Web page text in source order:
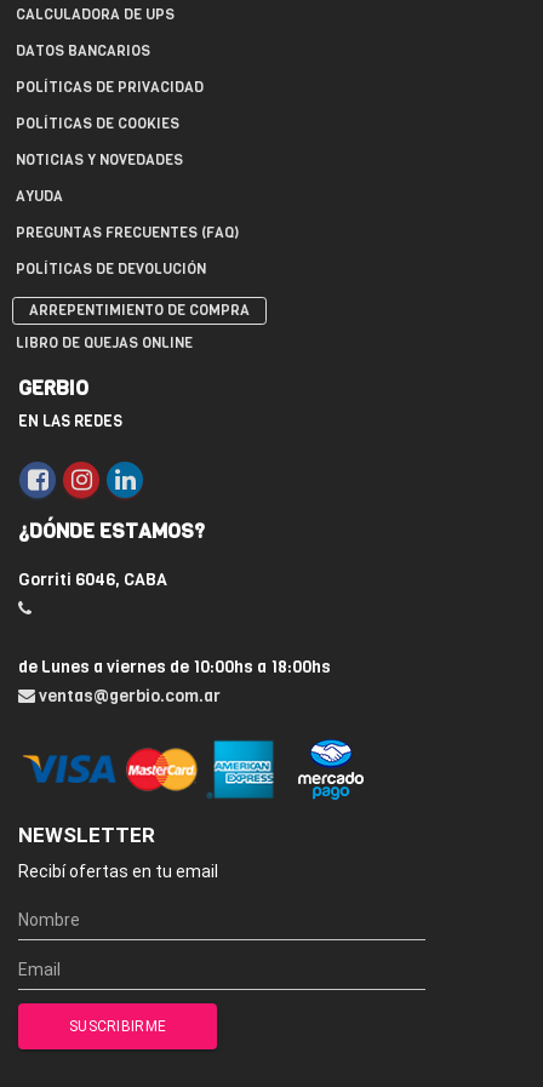
CALCULADORA DE UPS
DATOS BANCARIOS
POLÍTICAS DE PRIVACIDAD
POLÍTICAS DE COOKIES
NOTICIAS Y NOVEDADES
AYUDA
PREGUNTAS FRECUENTES (FAQ)
POLÍTICAS DE DEVOLUCIÓN
ARREPENTIMIENTO DE COMPRA
LIBRO DE QUEJAS ONLINE
GERBIO
EN LAS REDES
¿DÓNDE ESTAMOS?
Gorriti 6046, CABA
de Lunes a viernes de 10:00hs a 18:00hs
ventas@gerbio.com.ar
NEWSLETTER
Recibí ofertas en tu email